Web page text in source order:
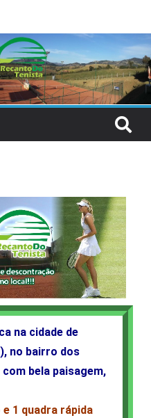
na cidade de
no bairro dos
bela paisagem,
1 quadra rápida